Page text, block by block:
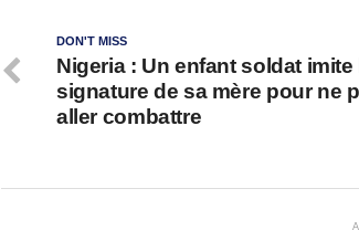
DON'T MISS
Nigeria : Un enfant soldat imite
signature de sa mère pour ne
aller combattre